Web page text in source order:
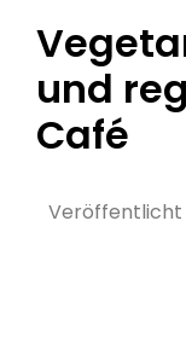
und
Café
Veröffentlicht